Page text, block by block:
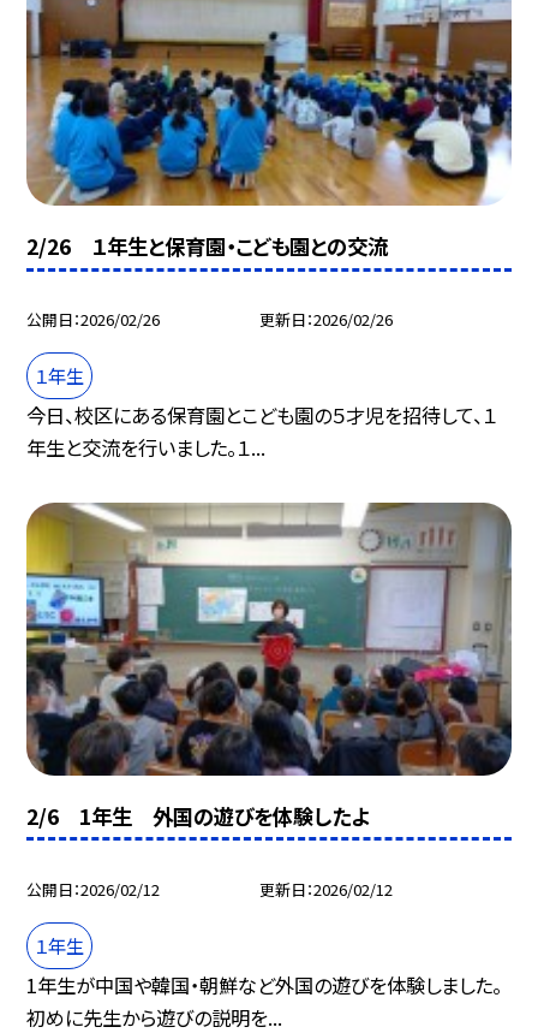
2/26 １年生と保育園・こども園との交流
公開日 2026/02/26 更新日 2026/02/26
１年生
今日、校区にある保育園とこども園の５才児を招待して、１
年生と交流を行いました。１...
2/6 1年生 外国の遊びを体験したよ
公開日 2026/02/12 更新日 2026/02/12
１年生
1年生が中国や韓国・朝鮮など外国の遊びを体験しました。
初めに先生から遊びの説明を...